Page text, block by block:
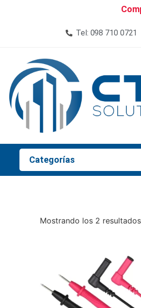
Tel: 098 710 0721
Categorías
Mostrando los 2 resultados